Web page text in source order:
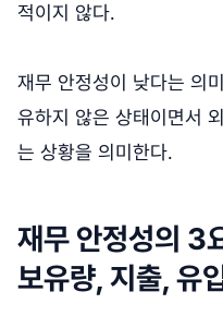
적이지 않다.
재무 안정성이 낮다는 의
유하지 않은 상태이면서
는 상황을 의미한다.
재무 안정성의 3
보유량, 지출, 유